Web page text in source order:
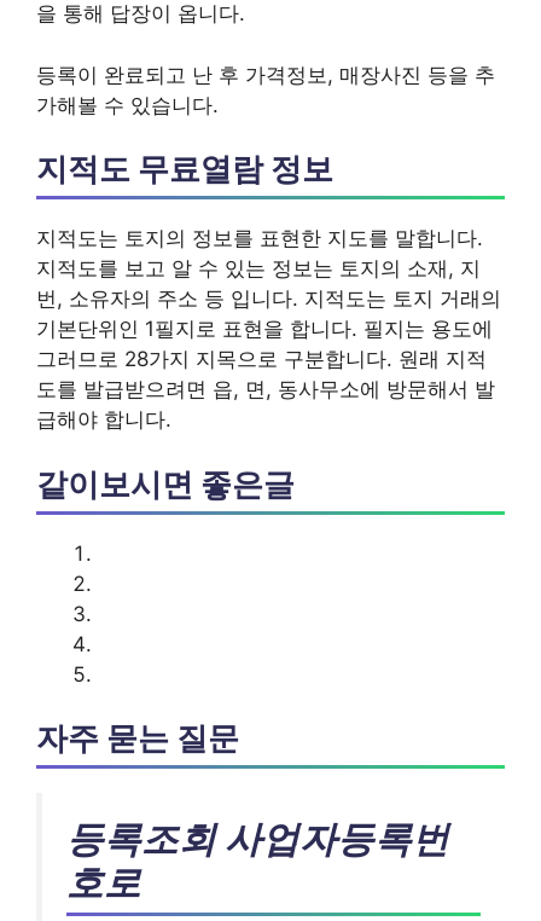
을 통해 답장이 옵니다.
등록이 완료되고 난 후 가격정보, 매장사진 등을 추
가해볼 수 있습니다.
지적도 무료열람 정보
지적도는 토지의 정보를 표현한 지도를 말합니다.
지적도를 보고 알 수 있는 정보는 토지의 소재, 지
번, 소유자의 주소 등 입니다. 지적도는 토지 거래의
기본단위인 1필지로 표현을 합니다. 필지는 용도에
그러므로 28가지 지목으로 구분합니다. 원래 지적
도를 발급받으려면 읍, 면, 동사무소에 방문해서 발
급해야 합니다.
같이보시면 좋은글
자주 묻는 질문
등록조회 사업자등록번
호로